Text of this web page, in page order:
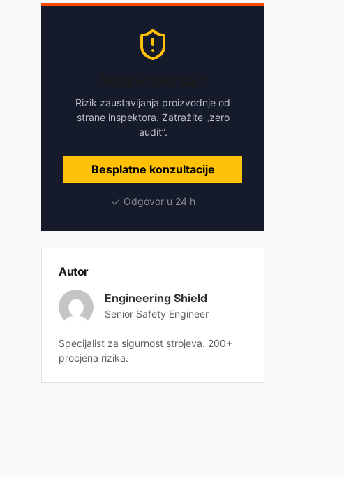
Rizik zaustavljanja proizvodnje od
strane inspektora. Zatražite „zero
audit”.
Besplatne konzultacije
Odgovor u 24 h
Autor
Engineering Shield
Senior Safety Engineer
Specijalist za sigurnost strojeva. 200+
procjena rizika.